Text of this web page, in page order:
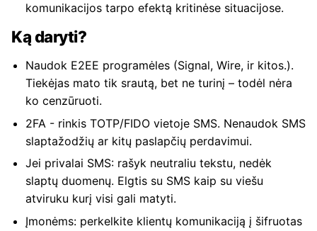
komunikacijos tarpo efektą kritinėse situacijose.
Ką daryti?
Naudok E2EE programėles (Signal, Wire, ir kitos.).
Tiekėjas mato tik srautą, bet ne turinį – todėl nėra
ko cenzūruoti.
2FA - rinkis TOTP/FIDO vietoje SMS. Nenaudok SMS
slaptažodžių ar kitų paslapčių perdavimui.
Jei privalai SMS: rašyk neutraliu tekstu, nedėk
slaptų duomenų. Elgtis su SMS kaip su viešu
atviruku kurį visi gali matyti.
Įmonėms: perkelkite klientų komunikaciją į šifruotas